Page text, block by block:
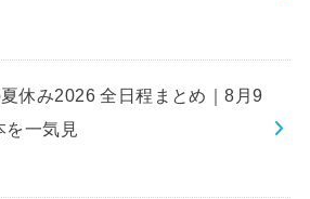
休み2026 全日程まとめ｜8月9
を一気見